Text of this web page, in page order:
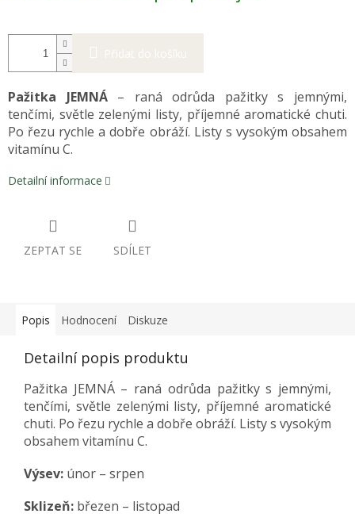
Přidat do košíku
Pažitka JEMNÁ– raná odrůda pažitky s jemnými,
tenčími, světle zelenými listy, příjemné aromatické chuti.
Po řezu rychle a dobře obráží. Listy s vysokým obsahem
vitamínu C.
Detailní informace
ZEPTAT SE SDÍLET
Popis Hodnocení Diskuze
Detailní popis produktu
Pažitka JEMNÁ – raná odrůda pažitky s jemnými,
tenčími, světle zelenými listy, příjemné aromatické
chuti. Po řezu rychle a dobře obráží. Listy s vysokým
obsahem vitamínu C.
Výsev: únor – srpen
Sklizeň: březen – listopad